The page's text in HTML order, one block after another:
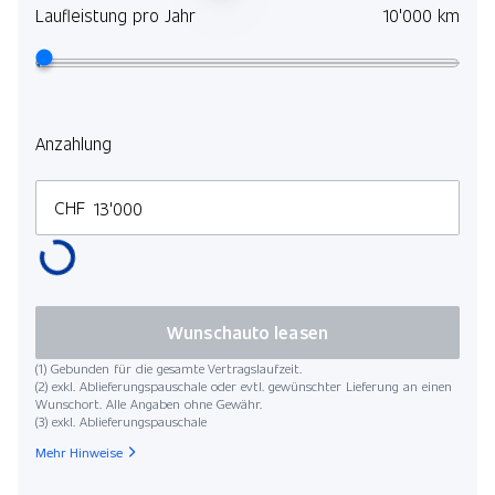
Laufleistung pro Jahr
10'000 km
Anzahlung
CHF
(1) Gebunden für die gesamte Vertragslaufzeit.
(2) exkl. Ablieferungspauschale oder evtl. gewünschter Lieferung an einen
Wunschort. Alle Angaben ohne Gewähr.
(3) exkl. Ablieferungspauschale
Wunschauto leasen
Mehr Hinweise